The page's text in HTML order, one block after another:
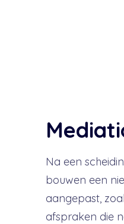
Na een
bouwen een
aangepast,
afspraken die